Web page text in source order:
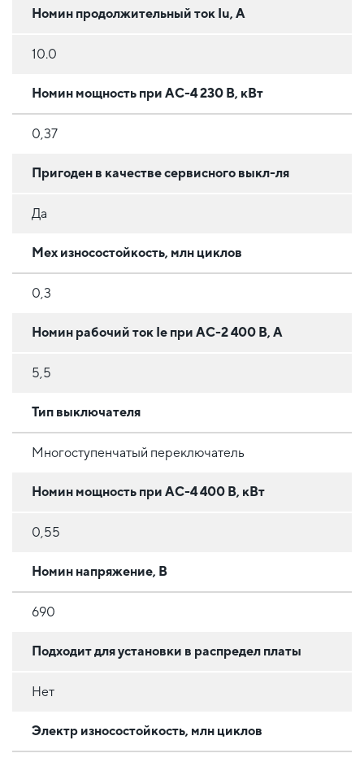
Номин продолжительный ток Iu, А
10.0
Номин мощность при AC-4 230 В, кВт
0,37
Пригоден в качестве сервисного выкл-ля
Да
Мех износостойкость, млн циклов
0,3
Номин рабочий ток Ie при АС-2 400 В, А
5,5
Тип выключателя
Многоступенчатый переключатель
Номин мощность при AC-4 400 В, кВт
0,55
Номин напряжение, В
690
Подходит для установки в распредел платы
Нет
Электр износостойкость, млн циклов